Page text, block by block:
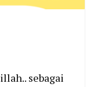
sebagai